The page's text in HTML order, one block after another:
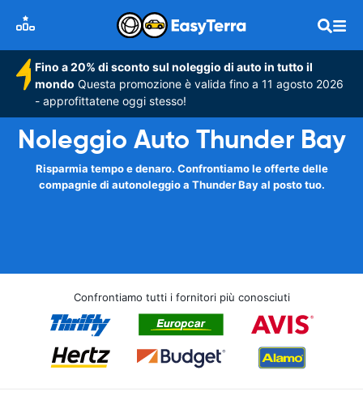
Fino a 20% di sconto sul noleggio di auto in tutto il
mondo Questa promozione è valida fino a 11 agosto 2026
- approfittatene oggi stesso!
Noleggio Auto Thunder Bay
Risparmia tempo e denaro. Confrontiamo le offerte delle
compagnie di autonoleggio a Thunder Bay al posto tuo.
Confrontiamo tutti i fornitori più conosciuti